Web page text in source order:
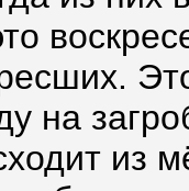
на
из